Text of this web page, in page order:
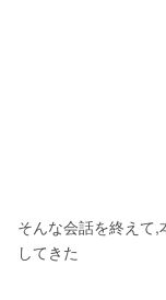
そんな会話を終えて
してきた